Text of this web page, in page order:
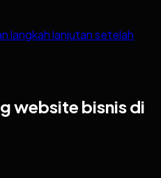
langkah lanjutan setelah
website bisnis di